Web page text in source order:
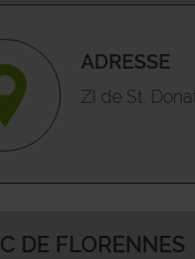
ADRESSE
ZI de St.
DE FLORENNES